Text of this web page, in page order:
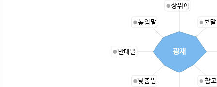
상위어
본
참
낮춤말
반대말
높임말
광재